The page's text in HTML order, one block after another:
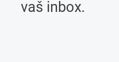
vaš inbox.